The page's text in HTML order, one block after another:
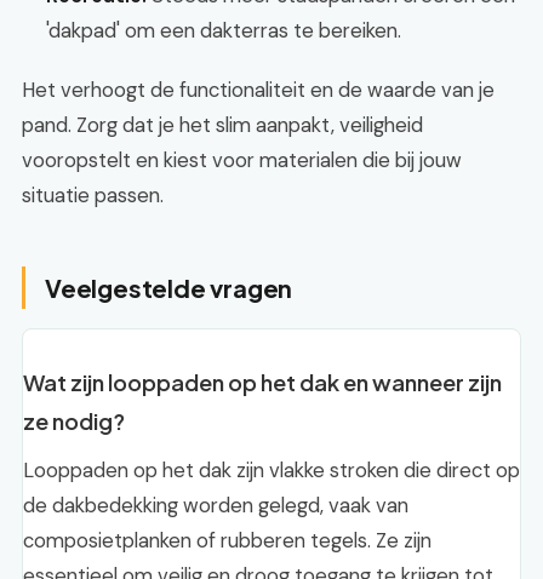
'dakpad' om een dakterras te bereiken.
Het verhoogt de functionaliteit en de waarde van je
pand. Zorg dat je het slim aanpakt, veiligheid
vooropstelt en kiest voor materialen die bij jouw
situatie passen.
Veelgestelde vragen
Wat zijn looppaden op het dak en wanneer zijn
ze nodig?
Looppaden op het dak zijn vlakke stroken die direct op
de dakbedekking worden gelegd, vaak van
composietplanken of rubberen tegels. Ze zijn